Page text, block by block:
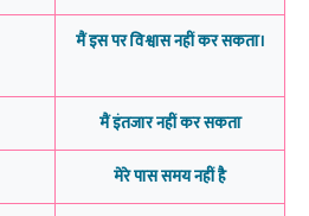
मैं इस पर विश्वास नहीं कर सकता।
मैं इंतजार नहीं कर सकता
मेरे पास समय नहीं है